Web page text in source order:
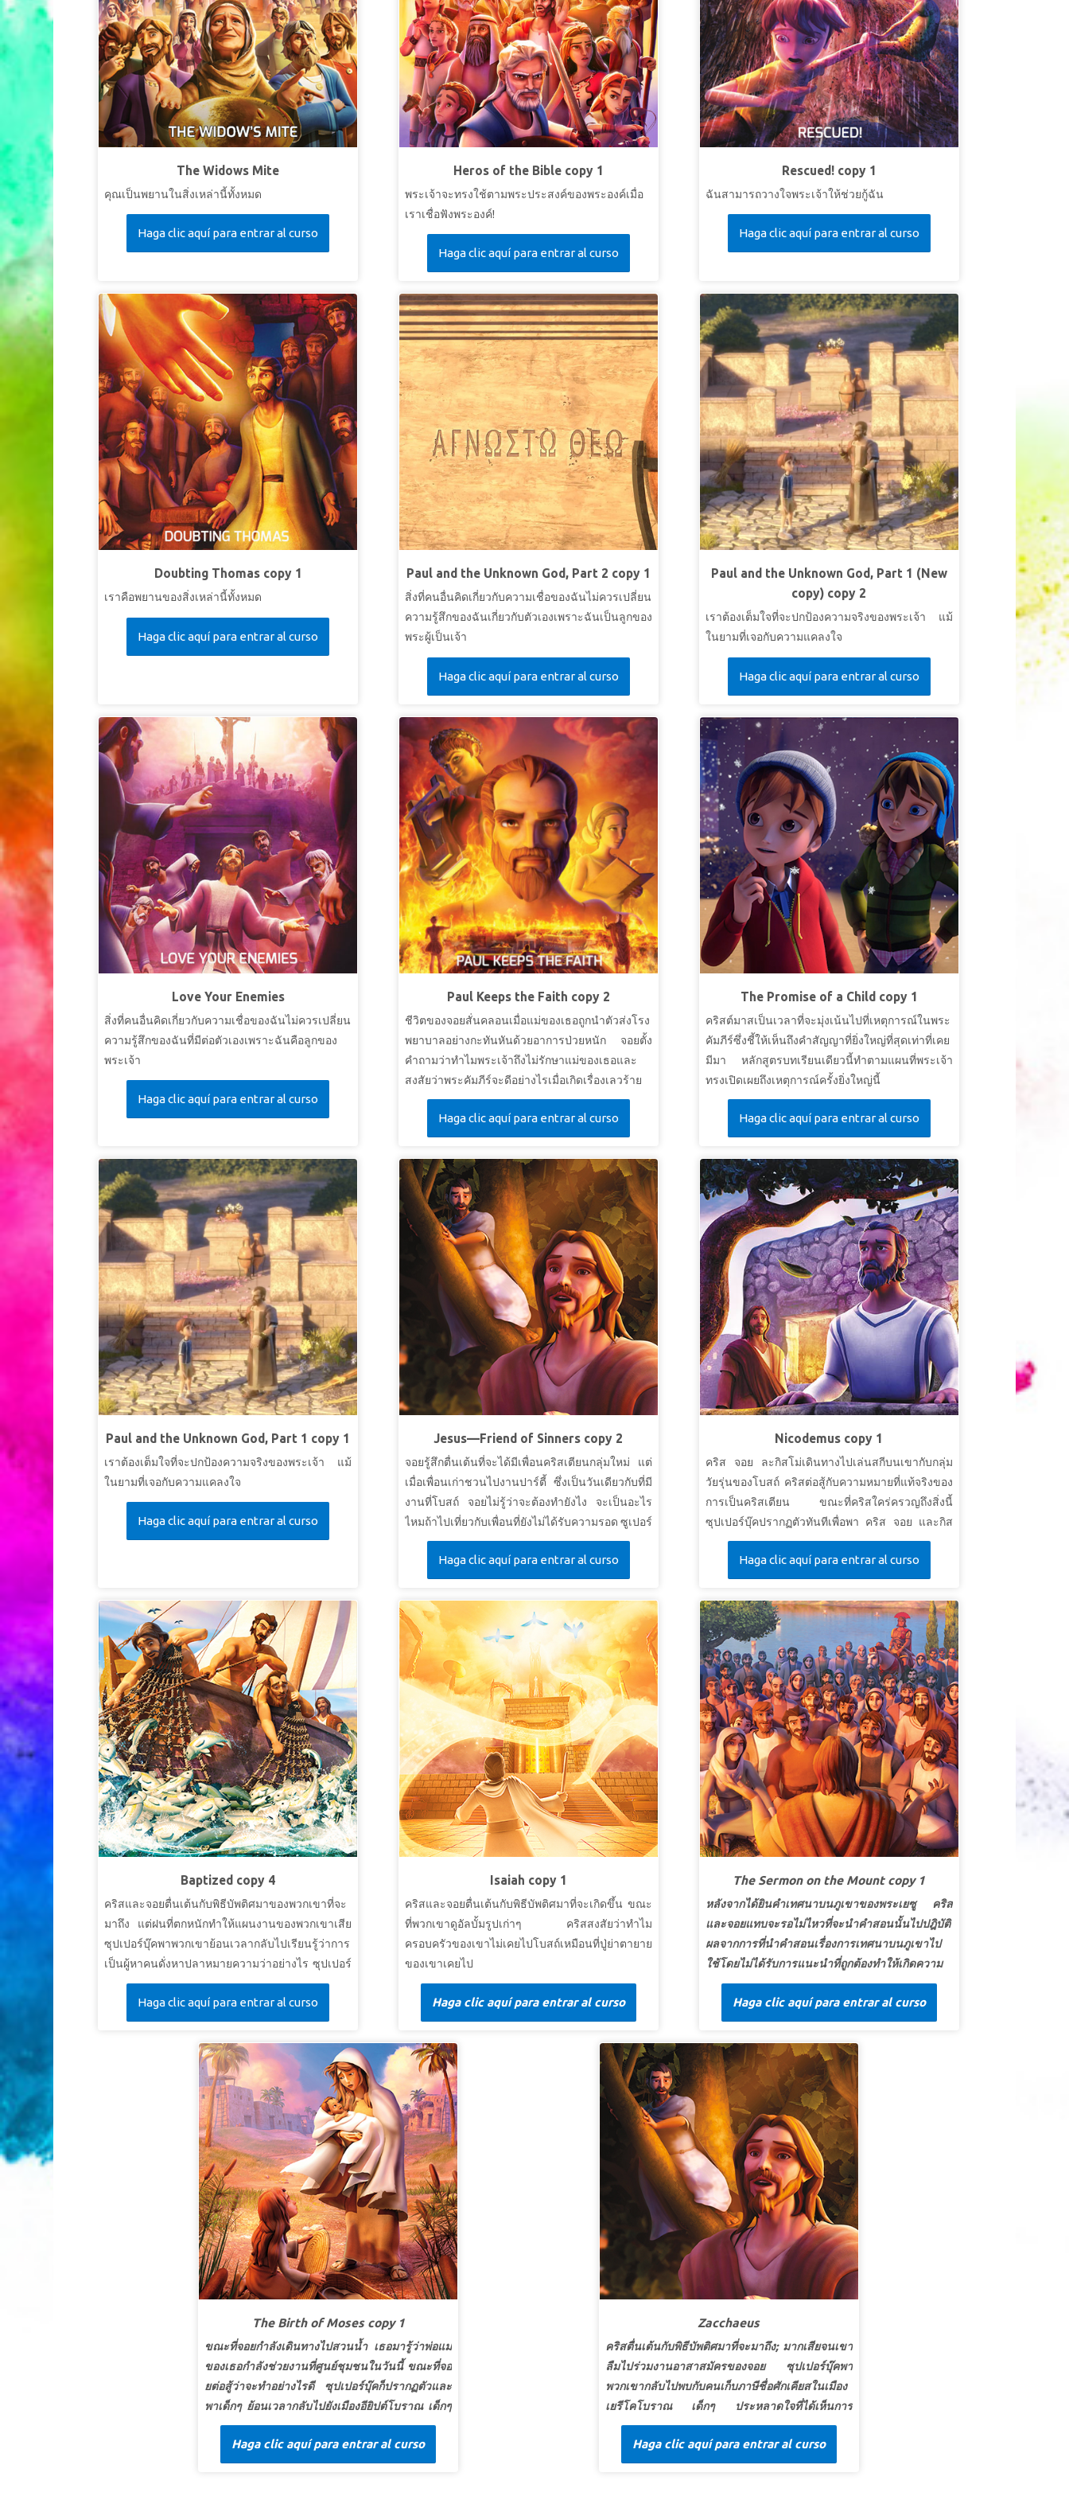
The Widows Mite
คุณเป็นพยานในสิ่งเหล่านี้ทั้งหมด
Haga clic aquí para entrar al curso
Heros of the Bible copy 1
พระเจ้าจะทรงใช้ตามพระประสงค์ของพระองค์เมื่อ
เราเชื่อฟังพระองค์!
Haga clic aquí para entrar al curso
Rescued! copy 1
ฉันสามารถวางใจพระเจ้าให้ช่วยกู้ฉัน
Haga clic aquí para entrar al curso
Doubting Thomas copy 1
เราคือพยานของสิ่งเหล่านี้ทั้งหมด
Haga clic aquí para entrar al curso
Paul and the Unknown God, Part 2 copy 1
สิ่งที่คนอื่นคิดเกี่ยวกับความเชื่อของฉันไม่ควรเปลี่ยน
ความรู้สึกของฉันเกี่ยวกับตัวเองเพราะฉันเป็นลูกของ
พระผู้เป็นเจ้า
Haga clic aquí para entrar al curso
Paul and the Unknown God, Part 1 (New
copy) copy 2
เราต้องเต็มใจที่จะปกป้องความจริงของพระเจ้า แม้
ในยามที่เจอกับความแคลงใจ
Haga clic aquí para entrar al curso
Love Your Enemies
สิ่งที่คนอื่นคิดเกี่ยวกับความเชื่อของฉันไม่ควรเปลี่ยน
ความรู้สึกของฉันที่มีต่อตัวเองเพราะฉันคือลูกของ
พระเจ้า
Haga clic aquí para entrar al curso
Paul Keeps the Faith copy 2
ชีวิตของจอยสั่นคลอนเมื่อแม่ของเธอถูกนำตัวส่งโรง
พยาบาลอย่างกะทันหันด้วยอาการป่วยหนัก จอยตั้ง
คำถามว่าทำไมพระเจ้าถึงไม่รักษาแม่ของเธอและ
สงสัยว่าพระคัมภีร์จะดีอย่างไรเมื่อเกิดเรื่องเลวร้าย
ขึ้น ซุปเปอร์บุ๊คพาเด็กๆ ไปยังโรม ในสมัยที่เกิดอัคคี
ภัยครั้งใหญ่ในกรุงโรม เด็กๆ ได้พบกับอัครทูตเปาโล
และเด็กหญิงคริสเตียนที่ชื่อจูเลีย เปาโลแสดงให้
เด็กๆ เห็นว่าคริสเตียนทนทุกข์เพราะความเชื่อของ
พวกเขาอย่างไร แต่ยังพบกับกำลังและความหวังใน
พระคัมภีร์ เมื่อเด็กๆ กลับมา จอยมีมุมมองใหม่ ซึ่ง
ทำให้เธอมีความกล้าหาญที่จะแบ่งปันความรักของ
พระคริสต์กับแม่ของเธอ
Haga clic aquí para entrar al curso
The Promise of a Child copy 1
คริสต์มาสเป็นเวลาที่จะมุ่งเน้นไปที่เหตุการณ์ในพระ
คัมภีร์ซึ่งชี้ให้เห็นถึงคำสัญญาที่ยิ่งใหญ่ที่สุดเท่าที่เคย
มีมา หลักสูตรบทเรียนเดียวนี้ทำตามแผนที่พระเจ้า
ทรงเปิดเผยถึงเหตุการณ์ครั้งยิ่งใหญ่นี้
Haga clic aquí para entrar al curso
Paul and the Unknown God, Part 1 copy 1
เราต้องเต็มใจที่จะปกป้องความจริงของพระเจ้า แม้
ในยามที่เจอกับความแคลงใจ
Haga clic aquí para entrar al curso
Jesus—Friend of Sinners copy 2
จอยรู้สึกตื่นเต้นที่จะได้มีเพื่อนคริสเตียนกลุ่มใหม่ แต่
เมื่อเพื่อนเก่าชวนไปงานปาร์ตี้ ซึ่งเป็นวันเดียวกับที่มี
งานที่โบสถ์ จอยไม่รู้ว่าจะต้องทำยังไง จะเป็นอะไร
ไหมถ้าไปเที่ยวกับเพื่อนที่ยังไม่ได้รับความรอด ซูเปอร์
บุ๊คส์ พาจอย คริสและกิสโม่ไปดูให้เห็นกับตาในเรื่อง
ราวเกี่ยวกับข้อพระคัมภีร์ 3 ข้อ: คำอุปมาเรื่องงาน
เลี้ยงใหญ่ การทรงเรียกคนเก็บภาษี แมทธิว และหญิง
ที่ถูกจับได้ว่าทำบาป จอยประหลาดใจที่เห็นพระเยซู
ใช้เวลากับคนบาป คนเก็บภาษี คนยากจน และคน
พิการ เธอตัดสินใจที่จะเป็นเหมือนพระเยซูมากขึ้น
โดยทำตามแบบอย่างของพระองค์
Haga clic aquí para entrar al curso
Nicodemus copy 1
คริส จอย ละกิสโม่เดินทางไปเล่นสกีบนเขากับกลุ่ม
วัยรุ่นของโบสถ์ คริสต่อสู้กับความหมายที่แท้จริงของ
การเป็นคริสเตียน ขณะที่คริสใคร่ครวญถึงสิ่งนี้
ซุปเปอร์บุ๊คปรากฏตัวทันทีเพื่อพา คริส จอย และกิส
โม่ไปเยรูซาเล็มตอนเทศกาลปัสกา ที่นั่น พวกเขาได้
พบนิโคเดมัส ซึ่งเป็นฟารีสีและอาจารย์ชาวยิวที่น่า
นับถือ ในค่ำคืนหนึ่ง เด็ก ๆ ตามนิโคเดมัสเพื่อแอบไป
พบกับพระเยซู พวกเขาเรียนรู้ว่าทุกคนจะต้องบังเกิด
ใหม่เพื่อที่จะได้เห็นแผ่นดินของพระเจ้า เมื่อเขากลับ
ถึงบ้าน คริสจึงก้าวกระโดดด้วยความเชื่อในการ
ติดตามพระเยซูและมาเป็นคริสเตียน
*อย่าลืมดูตัวอย่างวิดีโอเรื่องราวพระคัมภีร์ของ
หลักสูตรนี้ เนื่องจากภาพบางภาพอาจรุนแรงเกินไป
สำหรับเด็กเล็ก วิดีโอฉบับย่อจะรุนแรงน้อยกว่า ขอ
ให้คุณครูดูวิดีโอภูมิหลังพระคัมภีร์และวิดีโอป้ายชี้
ทางมาก่อนล่วงหน้า
ซุปเปอร์บุ๊ก ตอน: นิโคเดมัส
Haga clic aquí para entrar al curso
Baptized copy 4
คริสและจอยตื่นเต้นกับพิธีบัพติศมาของพวกเขาที่จะ
มาถึง แต่ฝนที่ตกหนักทำให้แผนงานของพวกเขาเสีย
ซุปเปอร์บุ๊คพาพวกเขาย้อนเวลากลับไปเรียนรู้ว่าการ
เป็นผู้หาคนดั่งหาปลาหมายความว่าอย่างไร ซุปเปอร์
บุ๊คยังดึงให้เอลลี่เดินทางไปกับพวกเขาด้วย คริสและ
จอยได้เห็นการที่เอลลี่ได้พบพระเยซูเป็นครั้งแรกและ
นำให้เธอต้อนรับพระองค์เป็นพระผู้ช่วยให้รอด เมื่อ
กลับมาถึงบ้าน อากาศก็ปลอดโปร่ง และพิธีบัพติศมา
สามารถจัดขึ้นได้ รวมทั้งของเอลลี่ด้วย!
บทเรียนที่ 1: ติดตามพระเยซู!
สุดยอดแห่งความจริง:ฉันเลือกที่จะติดตามพระเยซู
“ผู้ที่รับใช้เราต้องตามเรามา และ
เราอยู่ที่ไหนผู้รับใช้ของเราจะอยู่ที่นั่นด้วย”ยอห์น
บทเรียนที่ 2 ใหม่เอี่ยม
สุดยอดแห่งความจริง:: ฉันเป็นคนใหม่ในพระคริสต์
สุดยอดพระวจนะ:ท่านถูกฝังไว้กับพระองค์ในพิธีบัพ
ติศมา และทรงให้ท่านเป็นขึ้นจากตายกับพระองค์
ผ่านทางความเชื่อของท่านในฤทธิ์อำนาจของ
พระเจ้าผู้ทรงให้พระองค์เป็นขึ้นจากตาย
บทเรียนที่ 3 นำผู้อื่นมาหาพระเยซู
สุดยอดแห่งความจริง:พระเยซูทรงเรียกให้เรานำผู้
“ดังนั้นจงไปสร้างสาวกจากมวล
Haga clic aquí para entrar al curso
Isaiah copy 1
คริสและจอยตื่นเต้นกับพิธีบัพติศมาที่จะเกิดขึ้น ขณะ
ที่พวกเขาดูอัลบั้มรูปเก่าๆ คริสสงสัยว่าทำไม
ครอบครัวของเขาไม่เคยไปโบสถ์เหมือนที่ปู่ย่าตายาย
ของเขาเคยไป
สุดยอดแห่งความจริง:พระเจ้าทรงมองหาคนที่
พระองค์จะส่งไป
สุดยอดพระวจนะ:
และข้าพเจ้าได้ยินพระสุรเสียง
ขององค์เจ้านายตรัสว่า “เราจะใช้ผู้ใดไป? และผู้ใด
จะไปแทนเรา?” แล้วข้าพเจ้าทูลว่า “ข้าพระองค์อยู่ที่
นี่ ขอทรงใช้ข้าพระองค์ไปเถิด" อิสยาห์ 6:8 (อมตะ
ธรรมร่วมสมัย)
บทเรียนที่ 2 กลับไปหาพระองค์
สุดยอดแห่งความจริง:
พระเจ้าต้องการให้ทุกคนหัน
มาหาพระองค์
สุดยอดพระวจนะ:
องค์บริสุทธิ์ของอิสราเอลตรัสดังนี้
ว่า “ในการหันกลับและหยุดนิ่ง เจ้าทั้งหลายจะรอด”
อิสยาห์ 30:15b (อมตะธรรมร่วมสมัย)
บทเรียนที่ 2 ในพระเจ้าเพียงผู้เดียว
สุดยอดพระวจนะ: แต่เขาทั้งหลายผู้รอคอยพระยาเวห์
จะได้รับกำลังใหม่ เขาจะบินขึ้นด้วยปีกเหมือนนก
อินทรี เขาจะวิ่งและไม่อ่อนเปลี้ย เขาจะเดินและไม่
เหน็ดเหนื่อย อิสยาห์ 40:31 (อมตะธรรมร่วมสมัย)
Haga clic aquí para entrar al curso
The Sermon on the Mount copy 1
หลังจากได้ยินคำเทศนาบนภูเขาของพระเยซู คริส
และจอยแทบจะรอไม่ไหวที่จะนำคำสอนนั้นไปปฎิบัติ
ผลจากการที่นำคำสอนเรื่องการเทศนาบนภูเขาไป
ใช้โดยไม่ได้รับการแนะนำที่ถูกต้องทำให้เกิดความ
โกลาหล ซุเปอร์บุ๊คส์ปรากฏตัวขึ้นเพื่อพาพวกเขา
กลับไปฟังคำเทศนาอีกครั้ง - และเดินเคียงข้างเหล่า
สาวกในขณะที่พวกเขาพยายามเข้าใจและดำเนิน
ชีวิตตามคำสอนของพระเยซู คริสและจอยเป็นพยาน
ในการเผชิญหน้าของพระเยซูกับนายร้อยชาวโรมัน
และเรียนรู้ว่าอาณาจักรของพระเจ้าเปิดให้ทุกคนที่
ยอมรับพระเจ้าและพยายามเดินตามรอยเท้าของพระ
คริสต์ ที่บ้าน คริสได้อธิบายเข้าใจใหม่ของเขาที่กลุ่ม
ศึกษาพระคัมภีร์ว่าขั้นตอนแรกในการดำเนินชีวิต
คริสเตียนคือการยอมรับว่าคุณไม่สามารถทำได้โดย
ปราศจากความช่วยเหลือจากพระเจ้า
*อย่าลืมดูตัวอย่างวิดีโอเรื่องราวพระคัมภีร์สำหรับ
หลักสูตรนี้ เนื่องจากภาพบางภาพอาจรุนแรงเกินไป
สำหรับเด็กเล็ก เวอร์ชันย่อมีความรุนแรงน้อยกว่า ดู
ตัวอย่างภูมิหลังพระคัมภีร์และวิดีโอป้ายชี้ทาง
ซุปเปอร์บุ๊ก ตอน: คำเทศนาบนภูเขา
Haga clic aquí para entrar al curso
The Birth of Moses copy 1
ขณะที่จอยกำลังเดินทางไปสวนน้ำ เธอมารู้ว่าพ่อแม่
ของเธอกำลังช่วยงานที่ศูนย์ชุมชนในวันนี้ ขณะที่จอ
ยต่อสู้ว่าจะทำอย่างไรดี ซุปเปอร์บุ๊คก็ปรากฏตัวและ
พาเด็กๆ ย้อนเวลากลับไปยังเมืองอียิปต์โบราณ เด็กๆ
พบกับมิเรียมที่ช่วย ครอบครัวของเธอซ่อนน้องชาย
ของเธอจากชาวอียิปต์
Haga clic aquí para entrar al curso
Zacchaeus
คริสตื่นเต้นกับพิธีบัพติศมาที่จะมาถึง; มากเสียจนเขา
ลืมไปร่วมงานอาสาสมัครของจอย ซุปเปอร์บุ๊คพา
พวกเขากลับไปพบกับคนเก็บภาษีชื่อศักเคียสในเมือง
เยรีโคโบราณ เด็กๆ ประหลาดใจที่ได้เห็นการ
เปลี่ยนแปลงของคนบาปอย่างศักเคียสเมื่อเขาได้พบ
กับพระเยซู จอยได้เห็นว่าพระเยซูเสด็จมาเพื่อเสาะ
หาและช่วยผู้หลงหาย--ซึ่งรวมถึงตัวเธอเองด้วย! จอย
Haga clic aquí para entrar al curso